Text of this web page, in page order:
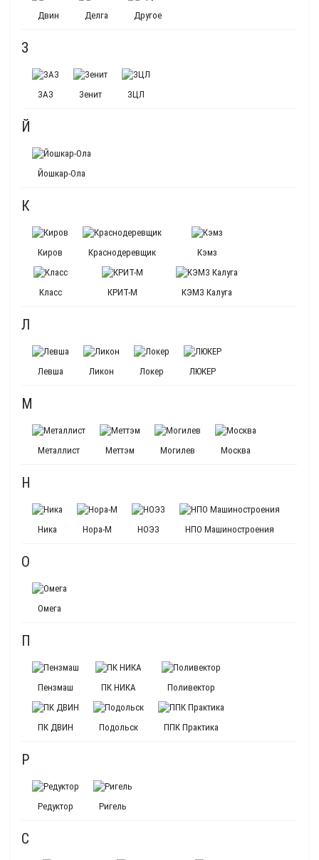
Двин Делга Другое
З
ЗАЗ Зенит ЗЦЛ
Й
Йошкар-Ола
К
Киров
Класс
Краснодеревщик
КРИТ-М
Кэмз
КЭМЗ Калуга
Л
Левша Ликон Локер ЛЮКЕР
М
Металлист Меттэм Могилев Москва
Н
Ника Нора-М НОЭЗ НПО Машиностроения
О
Омега
П
Пензмаш
ПК ДВИН
ПК НИКА
Подольск
Поливектор
ППК Практика
Р
Редуктор Ригель
С